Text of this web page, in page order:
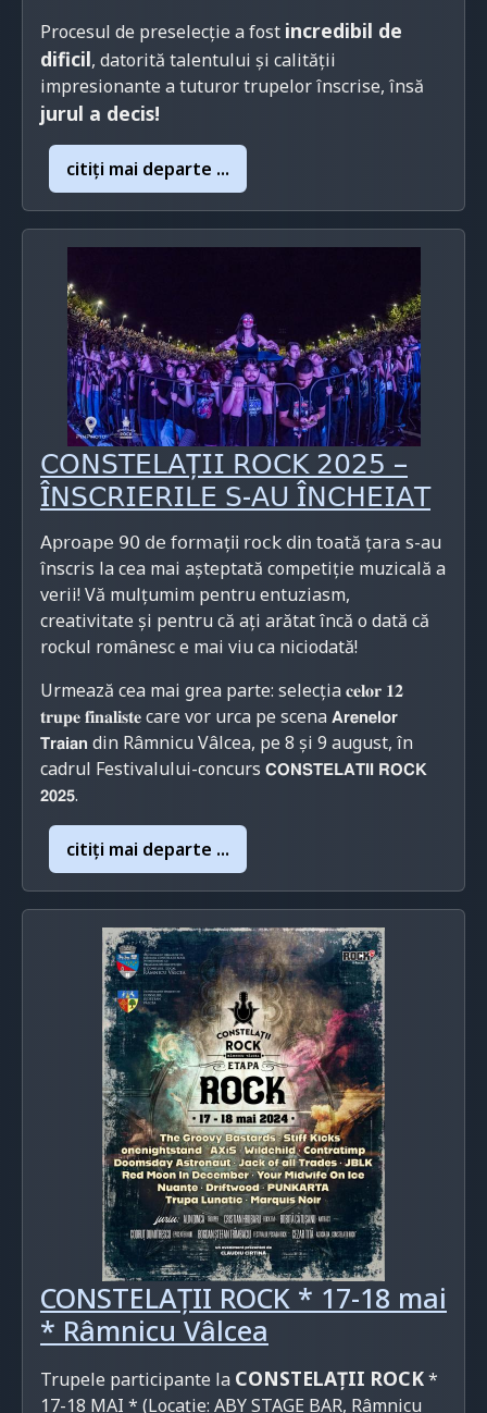
Procesul de preselecție a fost incredibil de
dificil, datorită talentului și calității
impresionante a tuturor trupelor înscrise, însă
jurul a decis!
citiţi mai departe ...
𝖢𝖮𝖭𝖲𝖳𝖤𝖫𝖠Ț𝖨𝖨 𝖱𝖮𝖢𝖪 𝟤𝟢𝟤𝟧 –
Î𝖭𝖲𝖢𝖱𝖨𝖤𝖱𝖨𝖫𝖤 𝖲-𝖠𝖴 Î𝖭𝖢𝖧𝖤𝖨𝖠𝖳
𝖠𝗉𝗋𝗈𝖺𝗉𝖾 𝟫𝟢 𝖽𝖾 𝖿𝗈𝗋𝗆𝖺ț𝗂𝗂 𝗋𝗈𝖼𝗄 𝖽𝗂𝗇 𝗍𝗈𝖺𝗍ă ț𝖺𝗋𝖺 s-au
înscris la cea mai așteptată competiție muzicală a
verii! Vă mulțumim pentru entuziasm,
creativitate și pentru că ați arătat încă o dată că
rockul românesc e mai viu ca niciodată!
Urmează cea mai grea parte: selecția 𝐜𝐞𝐥𝐨𝐫 𝟏𝟐
𝐭𝐫𝐮𝐩𝐞 𝐟𝐢𝐧𝐚𝐥𝐢𝐬𝐭𝐞 care vor urca pe scena 𝗔𝗿𝗲𝗻𝗲𝗹𝗼𝗿
𝗧𝗿𝗮𝗶𝗮𝗻 din Râmnicu Vâlcea, pe 8 și 9 august, în
cadrul Festivalului-concurs 𝗖𝗢𝗡𝗦𝗧𝗘𝗟𝗔𝗧𝗜𝗜 𝗥𝗢𝗖𝗞
𝟮𝟬𝟮𝟱.
citiţi mai departe ...
CONSTELAȚII ROCK * 17-18 mai
* Râmnicu Vâlcea
Trupele participante la CONSTELAȚII ROCK*
17-18 MAI * (Locație: ABY STAGE BAR, Râmnicu